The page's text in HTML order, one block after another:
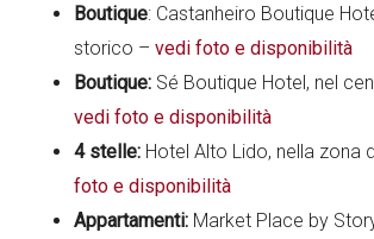
Boutique: Castanheiro Boutique
storico –vedi foto e disponibilità
Boutique: Sé Boutique Hotel, nel
vedi foto e disponibilità
4 stelle: Hotel Alto Lido, nella zona
foto e disponibilità
Appartamenti: Market Place by